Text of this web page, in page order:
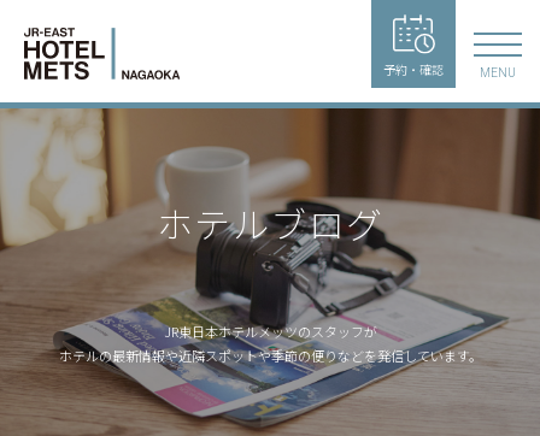
予約・確認 MENU
ホテルブログ
JR東日本ホテルメッツのスタッフが
ホテルの最新情報や近隣スポットや季節の便りなどを発信しています。